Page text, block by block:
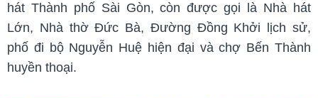
hát Thành phố Sài Gòn, còn được gọi là Nhà hát
Lớn, Nhà thờ Đức Bà, Đường Đồng Khởi lịch sử,
phố đi bộ Nguyễn Huệ hiện đại vàchợ Bến Thành
huyền thoại.